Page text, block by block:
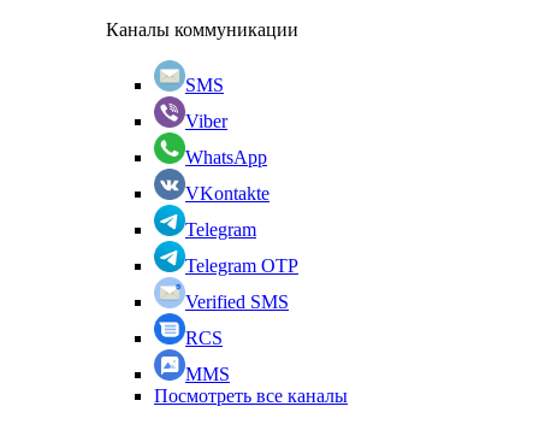
Каналы коммуникации
SMS
Viber
WhatsApp
VKontakte
Telegram
Telegram OTP
Verified SMS
RCS
MMS
Посмотреть все каналы